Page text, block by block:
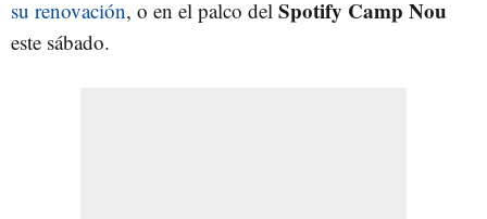
su renovación, o en el palco del Spotify Camp Nou
este sábado.